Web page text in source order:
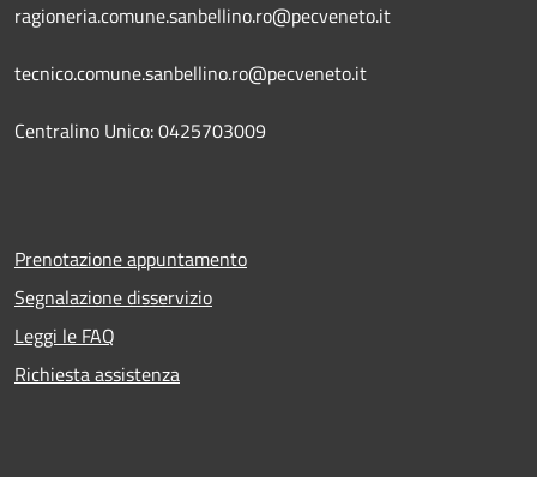
ragioneria.comune.sanbellino.ro@pecveneto.it
tecnico.comune.sanbellino.ro@pecveneto.it
Centralino Unico: 0425703009
Prenotazione appuntamento
Segnalazione disservizio
Leggi le FAQ
Richiesta assistenza